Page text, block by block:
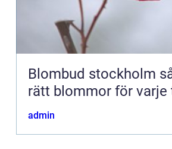
Blombud stockholm så väljer du
rätt blommor för
admin